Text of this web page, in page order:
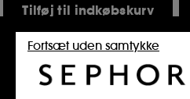
Tilføj til indkøbskurv
Only at Sephora**
Fortsæt uden samtykke